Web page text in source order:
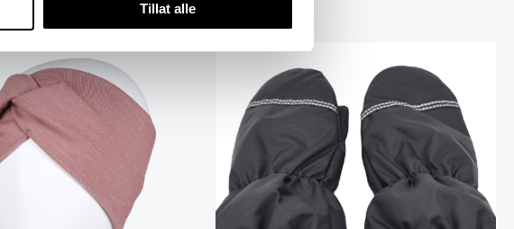
Tillat alle
Dette
produktet
har
flere
varianter.
Alternativene
kan
velges
produktet
har
flere
varianter.
Alternativene
kan
velges